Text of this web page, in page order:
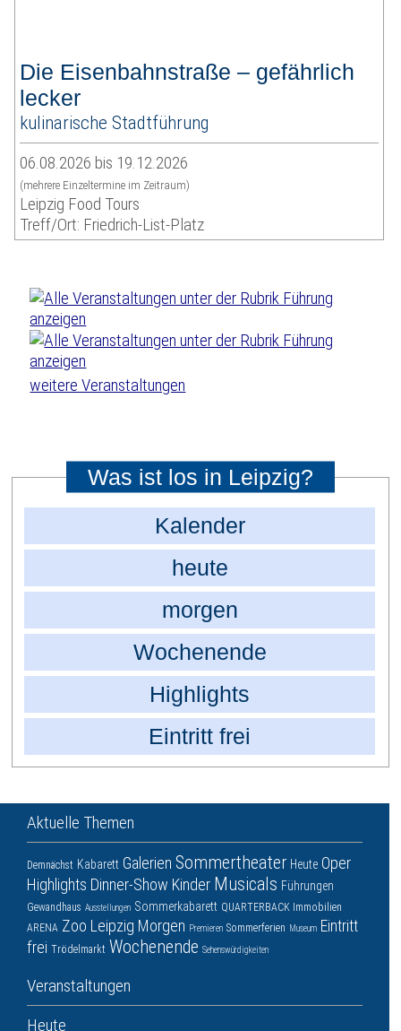
Die Eisenbahnstraße – gefährlich
lecker
kulinarische Stadtführung
06.08.2026 bis 19.12.2026
(mehrere Einzeltermine im Zeitraum)
Leipzig Food Tours
Treff/Ort: Friedrich-List-Platz
weitere Veranstaltungen
Was ist los in Leipzig?
Kalender
heute
morgen
Wochenende
Highlights
Eintritt frei
Aktuelle Themen
Demnächst Kabarett Galerien Sommertheater Heute Oper
Highlights Dinner-Show Kinder Musicals Führungen
Gewandhaus Ausstellungen Sommerkabarett QUARTERBACK Immobilien
ARENA Zoo Leipzig Morgen Premieren Sommerferien Museum Eintritt
frei Trödelmarkt Wochenende Sehenswürdigkeiten
Veranstaltungen
Heute